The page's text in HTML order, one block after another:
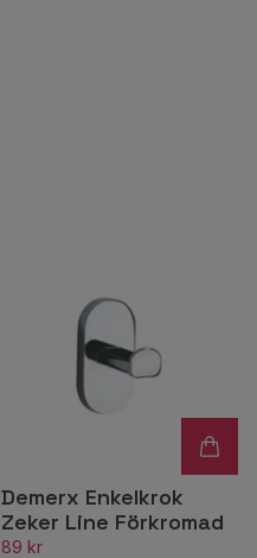
Demerx Enkelkrok
Zeker Line Förkromad
89 kr